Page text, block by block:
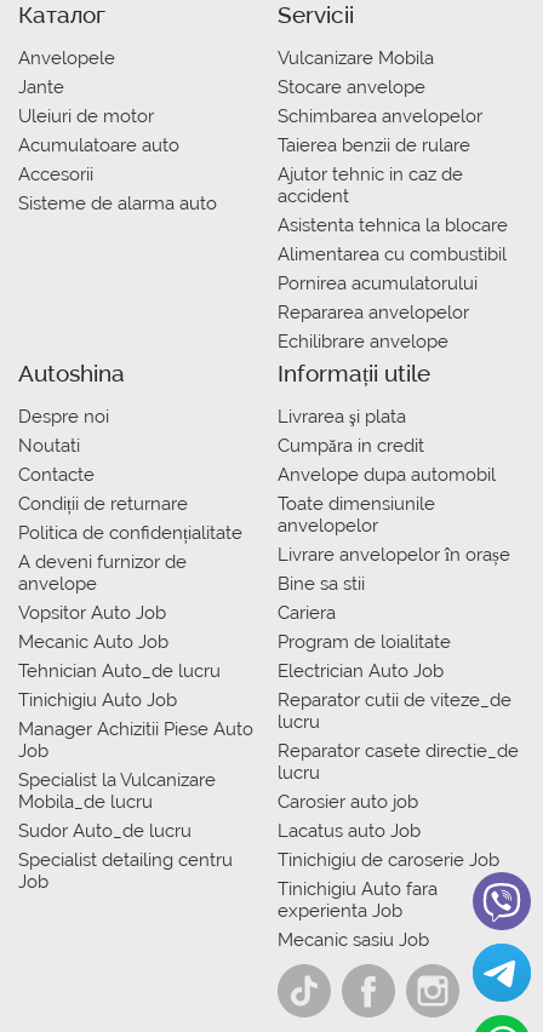
Каталог
Anvelopele
Jante
Uleiuri de motor
Acumulatoare auto
Accesorii
Sisteme de alarma auto
Servicii
Vulcanizare Mobila
Stocare anvelope
Schimbarea anvelopelor
Taierea benzii de rulare
Ajutor tehnic in caz de
accident
Asistenta tehnica la blocare
Alimentarea cu combustibil
Pornirea acumulatorului
Repararea anvelopelor
Echilibrare anvelope
Autoshina
Despre noi
Noutati
Contacte
Condiții de returnare
Politica de confidențialitate
A deveni furnizor de
anvelope
Vopsitor Auto Job
Mecanic Auto Job
Tehnician Auto_de lucru
Tinichigiu Auto Job
Manager Achizitii Piese Auto
Job
Specialist la Vulcanizare
Mobila_de lucru
Sudor Auto_de lucru
Specialist detailing centru
Job
Informații utile
Livrarea şi plata
Сumpăra in credit
Anvelope dupa automobil
Toate dimensiunile
anvelopelor
Livrare anvelopelor în orașe
Bine sa stii
Cariera
Program de loialitate
Electrician Auto Job
Reparator cutii de viteze_de
lucru
Reparator casete directie_de
lucru
Carosier auto job
Lacatus auto Job
Tinichigiu de caroserie Job
Tinichigiu Auto fara
experienta Job
Mecanic sasiu Job